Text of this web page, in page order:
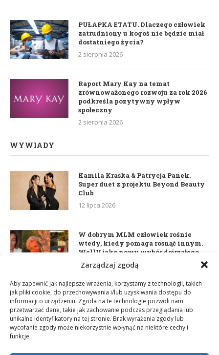
Zarządzaj zgodą
Aby zapewnić jak najlepsze wrażenia, korzystamy z technologii, takich
jak pliki cookie, do przechowywania i/lub uzyskiwania dostępu do
informacji o urządzeniu. Zgoda na te technologie pozwoli nam
przetwarzać dane, takie jak zachowanie podczas przeglądania lub
unikalne identyfikatory na tej stronie. Brak wyrażenia zgody lub
wycofanie zgody może niekorzystnie wpłynąć na niektóre cechy i
funkcje.
PUŁAPKA ETATU. Dlaczego człowiek
zatrudniony u kogoś nie będzie miał
dostatniego życia?
2 sierpnia 2026
Raport Mary Kay na temat
zrównoważonego rozwoju za rok 2026
podkreśla pozytywny wpływ
społeczny
2 sierpnia 2026
WYWIADY
Kamila Kraska & Patrycja Panek.
Super duet z projektu Beyond Beauty
Club
12 lipca 2026
W dobrym MLM człowiek rośnie
wtedy, kiedy pomaga rosnąć innym.
WellU jako nowy wybór dojrzałego
lidera
Daria Dudzik. Kocham Cię
17 kwietnia 2026